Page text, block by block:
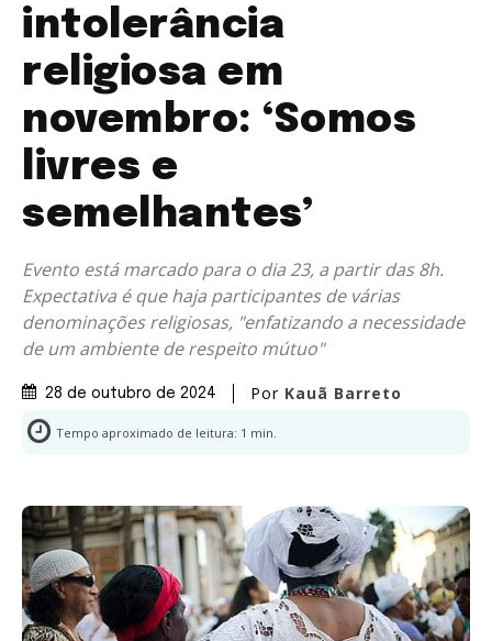
intolerância
religiosa em
novembro: ‘Somos
livres e
semelhantes’
Evento está marcado para o dia 23, a partir das 8h.
Expectativa é que haja participantes de várias
denominações religiosas, "enfatizando a necessidade
de um ambiente de respeito mútuo"
28 de outubro de 2024 Por Kauã Barreto
Tempo aproximado de leitura: 1 min.